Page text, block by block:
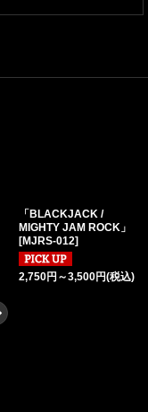
「BLACKJACK /
MIGHTY JAM ROCK」
[MJRS-012]
2,750円 ～3,500円(税込)